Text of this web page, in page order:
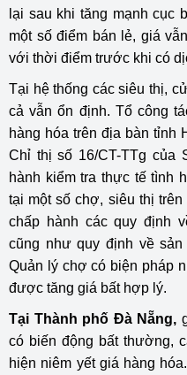
lại sau khi tăng mạnh cục
một số điểm bán lẻ, giá
với thời điểm trước khi có
Tại hệ thống các siêu thị,
cả vẫn ổn định. Tổ công
hàng hóa trên địa bàn tỉnh
Chỉ thị số 16/CT-TTg của
hành kiểm tra thực tế tình
tại một số chợ, siêu thị
chấp hành các quy định
cũng như quy định về
Quản lý chợ có biện pháp
được tăng giá bất hợp lý.
Tại Thành phố Đà Nẵng,
có biến động bất thường,
hiện niêm yết giá hàng